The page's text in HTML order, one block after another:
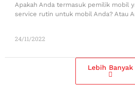
24/11/2022
Apakah Anda termasuk pemilik mobil
service rutin untuk mobil Anda? Atau
Lebih Banyak